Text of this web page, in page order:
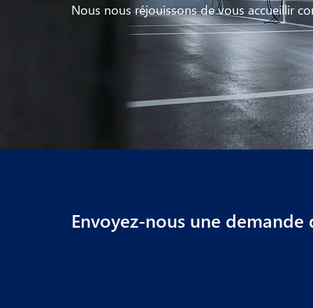
Nous nous réjouissons de vous accueillir
Envoyez-nous une demande